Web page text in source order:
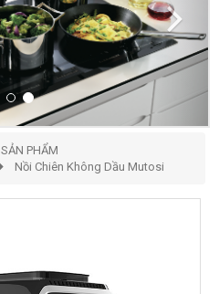
SẢN PHẨM
Nồi Chiên Không Dầu Mutosi